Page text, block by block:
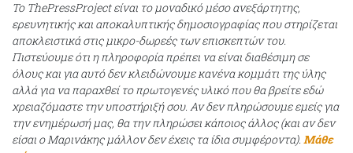
Το ThePressProject είναι το μοναδικό μέσο ανεξάρτητης,
ερευνητικής και αποκαλυπτικής δημοσιογραφίας που στηρίζεται
αποκλειστικά στις μικρο-δωρεές των επισκεπτών του.
Πιστεύουμε ότι η πληροφορία πρέπει να είναι διαθέσιμη σε
όλους και για αυτό δεν κλειδώνουμε κανένα κομμάτι της ύλης
αλλά για να παραχθεί το πρωτογενές υλικό που θα βρείτε εδώ
χρειαζόμαστε την υποστήριξή σου. Αν δεν πληρώσουμε εμείς για
την ενημέρωσή μας, θα την πληρώσει κάποιος άλλος (και αν δεν
είσαι ο Μαρινάκης μάλλον δεν έχεις τα ίδια συμφέροντα). Μάθε